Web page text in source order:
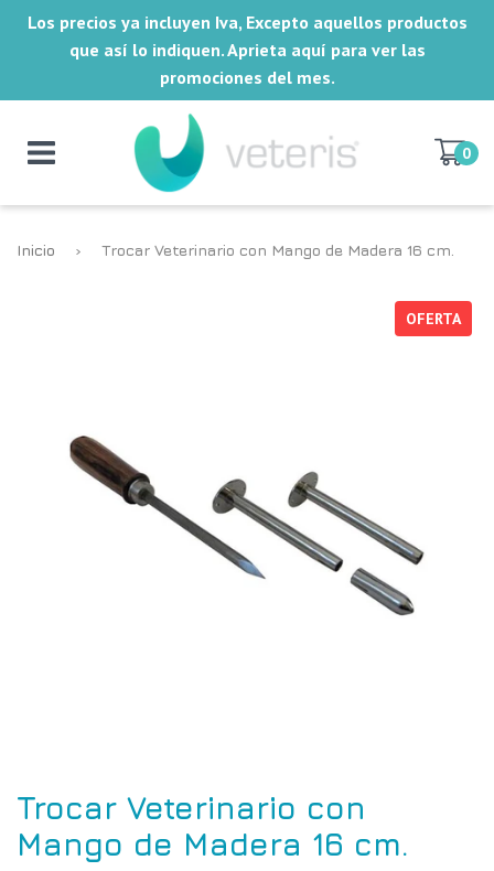
Los precios ya incluyen Iva, Excepto aquellos productos
que así lo indiquen. Aprieta aquí para ver las
promociones del mes.
0
Inicio › Trocar Veterinario con Mango de Madera 16 cm.
OFERTA
Trocar Veterinario con
Mango de Madera 16 cm.